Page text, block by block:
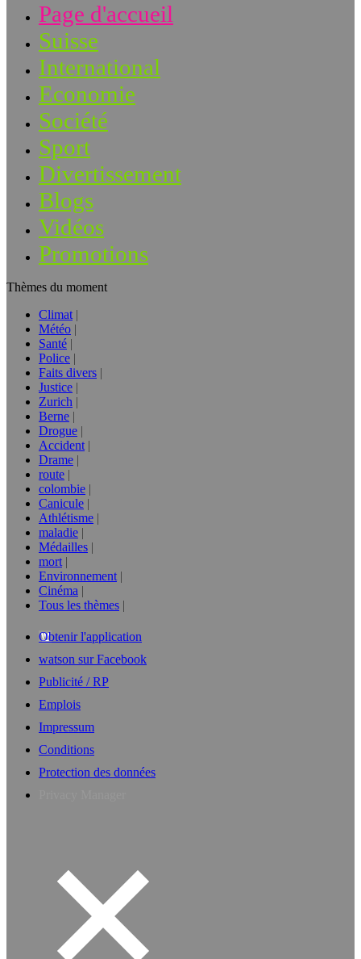
Page d'accueil
Suisse
International
Economie
Société
Sport
Divertissement
Blogs
Vidéos
Promotions
Thèmes du moment
Climat
Météo
Santé
Police
Faits divers
Justice
Zurich
Berne
Drogue
Accident
Drame
route
colombie
Canicule
Athlétisme
maladie
Médailles
mort
Environnement
Cinéma
Tous les thèmes
Obtenir l'application
watson sur Facebook
Publicité / RP
Emplois
Impressum
Conditions
Protection des données